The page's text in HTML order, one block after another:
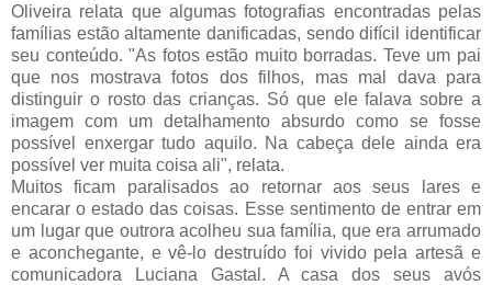
Oliveira relata que algumas fotografias encontradas pelas
famílias estão altamente danificadas, sendo difícil identificar
seu conteúdo. "As fotos estão muito borradas. Teve um pai
que nos mostrava fotos dos filhos, mas mal dava para
distinguir o rosto das crianças. Só que ele falava sobre a
imagem com um detalhamento absurdo como se fosse
possível enxergar tudo aquilo. Na cabeça dele ainda era
possível ver muita coisa ali", relata.
Muitos ficam paralisados ao retornar aos seus lares e
encarar o estado das coisas. Esse sentimento de entrar em
um lugar que outrora acolheu sua família, que era arrumado
e aconchegante, e vê-lo destruído foi vivido pela artesã e
comunicadora Luciana Gastal. A casa dos seus avós